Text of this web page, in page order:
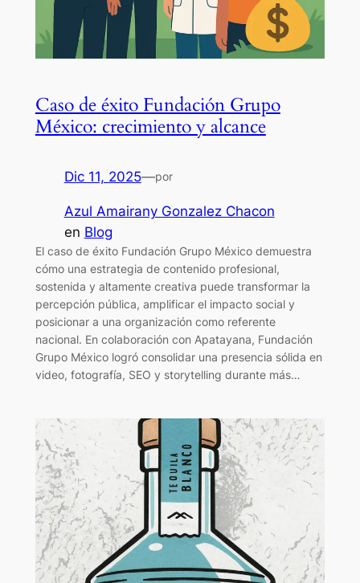
Caso de éxito Fundación Grupo
México: crecimiento y alcance
Dic 11, 2025—por
Azul Amairany Gonzalez Chacon
en Blog
El caso de éxito Fundación Grupo México demuestra
cómo una estrategia de contenido profesional,
sostenida y altamente creativa puede transformar la
percepción pública, amplificar el impacto social y
posicionar a una organización como referente
nacional. En colaboración con Apatayana, Fundación
Grupo México logró consolidar una presencia sólida en
video, fotografía, SEO y storytelling durante más…